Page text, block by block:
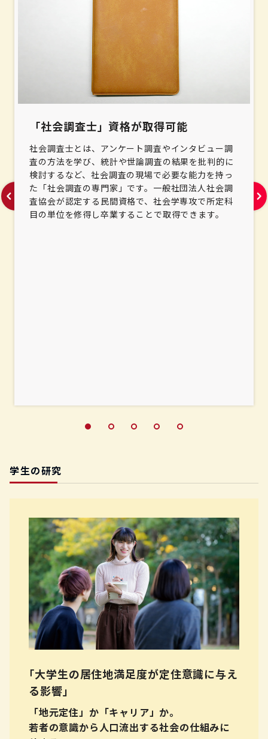
「社会調査士」資格が取得可能
社会調査士とは、アンケート調査やインタビュー調
査の方法を学び、統計や世論調査の結果を批判的に
検討するなど、社会調査の現場で必要な能力を持っ
た「社会調査の専門家」です。一般社団法人社会調
査協会が認定する民間資格で、社会学専攻で所定科
目の単位を修得し卒業することで取得できます。
学生の研究
｢大学生の居住地満足度が定住意識に与え
る影響｣
「地元定住」か「キャリア」か。
若者の意識から人口流出する社会の仕組みに